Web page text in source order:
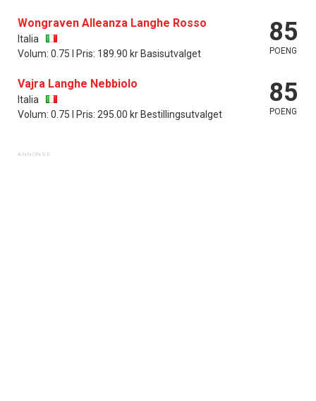
Wongraven Alleanza Langhe Rosso
Italia
Volum: 0.75 l Pris: 189.90 kr Basisutvalget
85
POENG
Vajra Langhe Nebbiolo
Italia
Volum: 0.75 l Pris: 295.00 kr Bestillingsutvalget
85
POENG